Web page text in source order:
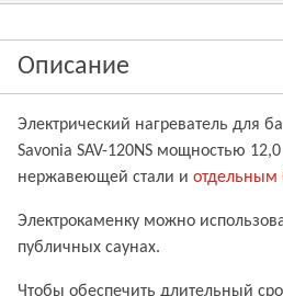
Описание
Электрический нагреватель для
Savonia SAV-120NS мощностью
нержавеющей стали и отдельным
Электрокаменку можно
публичных саунах.
Чтобы обеспечить длительный